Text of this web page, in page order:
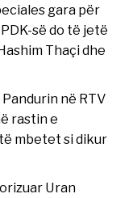
gara për
së do të jetë
Thaçi dhe
Pandurin në RTV
rastin e
mbetet si dikur
Uran